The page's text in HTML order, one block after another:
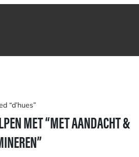
“d’hues”
MET “MET AANDACHT &